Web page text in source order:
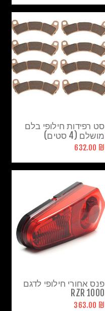
סט רפידות חילופי בלם
מושלם (4 סטים)
פולאריס RZR1000
₪ 632.00
פנס אחורי חילופי לדגם
RZR 1000
₪ 363.00